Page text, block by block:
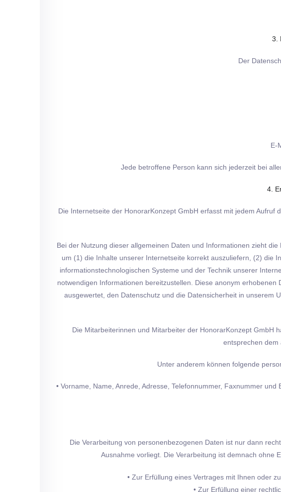
3.
Der
E-
Jede betroffene Person kann sich jederzeit bei
4.
Die Internetseite der HonorarKonzept GmbH erfasst mit jedem
Bei der Nutzung dieser allgemeinen Daten und Informationen zieht
um (1) die Inhalte unserer Internetseite korrekt auszuliefern, (2) die
informationstechnologischen Systeme und der Technik unserer
notwendigen Informationen bereitzustellen. Diese anonym
ausgewertet, den Datenschutz und die Datensicherheit in unserem
Die Mitarbeiterinnen und Mitarbeiter der HonorarKonzept GmbH
entsprechen dem
Unter anderem können folgende
• Vorname, Name, Anrede, Adresse, Telefonnummer, Faxnummer
Die Verarbeitung von personenbezogenen Daten ist nur dann
Ausnahme vorliegt. Die Verarbeitung ist demnach ohne
• Zur Erfüllung eines Vertrages mit Ihnen oder
• Zur Erfüllung einer